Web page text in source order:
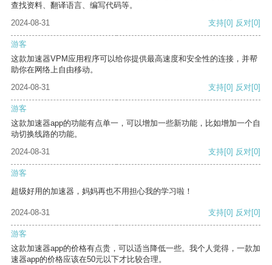
查找资料、翻译语言、编写代码等。
2024-08-31
支持[0] 反对[0]
游客
这款加速器VPM应用程序可以给你提供最高速度和安全性的连接，并帮
助你在网络上自由移动。
2024-08-31
支持[0] 反对[0]
游客
这款加速器app的功能有点单一，可以增加一些新功能，比如增加一个自
动切换线路的功能。
2024-08-31
支持[0] 反对[0]
游客
超级好用的加速器，妈妈再也不用担心我的学习啦！
2024-08-31 支持[0] 反对[0]
游客
这款加速器app的价格有点贵，可以适当降低一些。我个人觉得，一款加
速器app的价格应该在50元以下才比较合理。